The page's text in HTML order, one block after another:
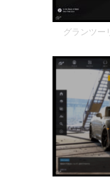
グランツ